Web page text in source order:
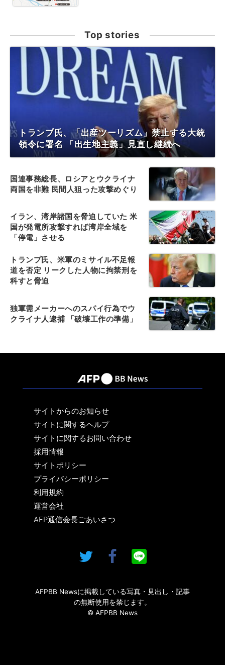
Top stories
トランプ氏、「出産ツーリズム」禁止する大統
領令に署名 「出生地主義」見直し継続へ
国連事務総長、ロシアとウクライナ
両国を非難 民間人狙った攻撃めぐり
イラン、湾岸諸国を脅迫していた 米
国が発電所攻撃すれば湾岸全域を
「停電」させる
トランプ氏、米軍のミサイル不足報
道を否定 リークした人物に拘禁刑を
科すと脅迫
独軍需メーカーへのスパイ行為でウ
クライナ人逮捕 「破壊工作の準備」
サイトからのお知らせ
サイトに関するヘルプ
サイトに関するお問い合わせ
採用情報
サイトポリシー
プライバシーポリシー
利用規約
運営会社
AFP通信会長ごあいさつ
AFPBB Newsに掲載している写真・見出し・記事
の無断使用を禁じます。
© AFPBB News